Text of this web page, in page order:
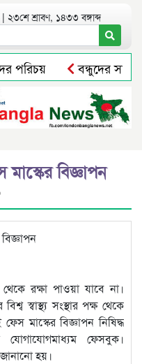
শ্রাবণ, ১৪৩৩ বঙ্গাব্দ
পরিচয়
বন্ধুদের সাথে
২ লাখ টাকা পুরস্কৃত
বিজ্ঞাপন
রক্ষা পাওয়া যাবে না।
স্বাস্থ্য সংস্থার পক্ষ থেকে
মাস্কের বিজ্ঞাপন নিষিদ্ধ
যোগাযোগমাধ্যম ফেসবুক।
হয়।